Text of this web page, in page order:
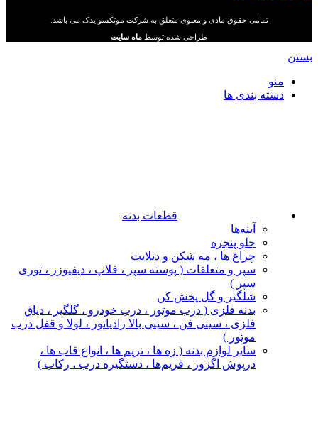
تمامی حقوق مادی و معنوی متعلق به شرکت موتکسو یدک می باشد.
طراحی شده توسط ماه سایت
بستن
منو
دسته بندی ها
قطعات بدنه
آینه‌ها
جلو پنجره
چراغ‌ ها ، مه‌ شکن و دیلایت
سپر و متعلقات ( پوسته سپر ، فلاپ ، دیفیوزر ، توری
سپر )
شلگیر و گل‌ پخش‌ کن
بدنه فلزی ( درب موتور ، درب خودرو ، گلگیر ، دیاق
فلزی ، سینی فن ، سینی بالا رادیاتور ، لولا و قفل درب
موتور )
سایر لوازم بدنه ( زه ها ، تریم ها ، انواع قاب ها ،
درپوش اگزوز ، فریم‌ها ، دستگیره درب ، رکاب )